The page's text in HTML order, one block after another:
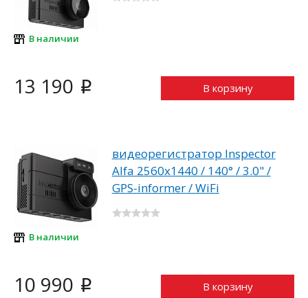
В наличии
13 190 i В корзину
В наличии
видеорегистратор Inspector
Alfa 2560x1440 / 140° / 3.0" /
GPS-informer / WiFi
10 990 i В корзину